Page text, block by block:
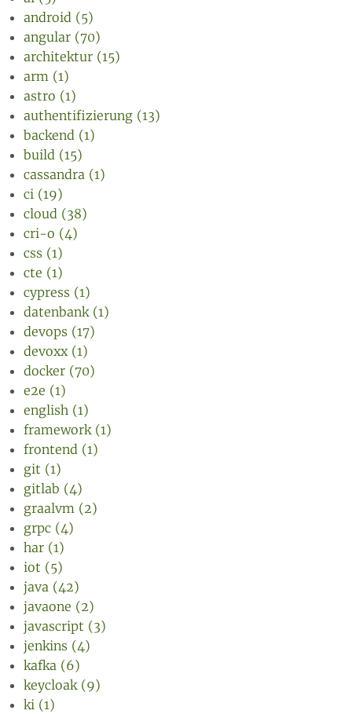
android (5)
angular (70)
architektur (15)
arm (1)
astro (1)
authentifizierung (13)
backend (1)
build (15)
cassandra (1)
ci (19)
cloud (38)
cri-o (4)
css (1)
cte (1)
cypress (1)
datenbank (1)
devops (17)
devoxx (1)
docker (70)
e2e (1)
english (1)
framework (1)
frontend (1)
git (1)
gitlab (4)
graalvm (2)
grpc (4)
har (1)
iot (5)
java (42)
javaone (2)
javascript (3)
jenkins (4)
kafka (6)
keycloak (9)
ki (1)